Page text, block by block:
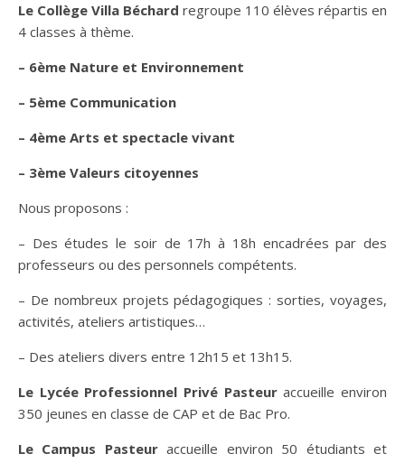
Le Collège Villa Béchard regroupe 110 élèves répartis en
4 classes à thème.
– 6ème Nature et Environnement
– 5ème Communication
– 4ème Arts et spectacle vivant
– 3ème Valeurs citoyennes
Nous proposons :
– Des études le soir de 17h à 18h encadrées par des
professeurs ou des personnels compétents.
– De nombreux projets pédagogiques : sorties, voyages,
activités, ateliers artistiques…
– Des ateliers divers entre 12h15 et 13h15.
Le Lycée Professionnel Privé Pasteuraccueille environ
350 jeunes en classe de CAP et de Bac Pro.
Le Campus Pasteuraccueille environ 50 étudiants et